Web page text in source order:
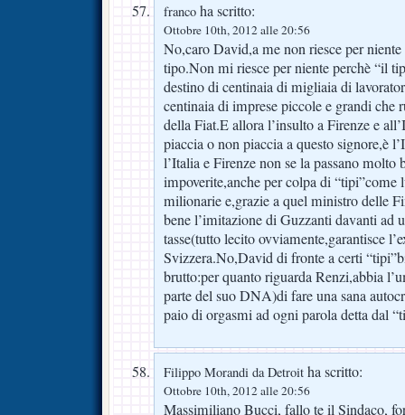
franco ha scritto:
Ottobre 10th, 2012 alle 20:56
No,caro David,a me non riesce per
tipo.Non mi riesce per niente perchè “il
destino di centinaia di migliaia di
centinaia di imprese piccole e grandi che
della Fiat.E allora l’insulto a Firenze e
piaccia o non piaccia a questo signore,è
l’Italia e Firenze non se la passano molto
impoverite,anche per colpa di “tipi”come
milionarie e,grazie a quel ministro delle
bene l’imitazione di Guzzanti davanti ad
tasse(tutto lecito ovviamente,garantisce
Svizzera.No,David di fronte a certi
brutto:per quanto riguarda Renzi,abbia
parte del suo DNA)di fare una sana
paio di orgasmi ad ogni parola detta dal
Filippo Morandi da Detroit ha scritto:
Ottobre 10th, 2012 alle 20:56
Massimiliano Bucci, fallo te il Sindaco,